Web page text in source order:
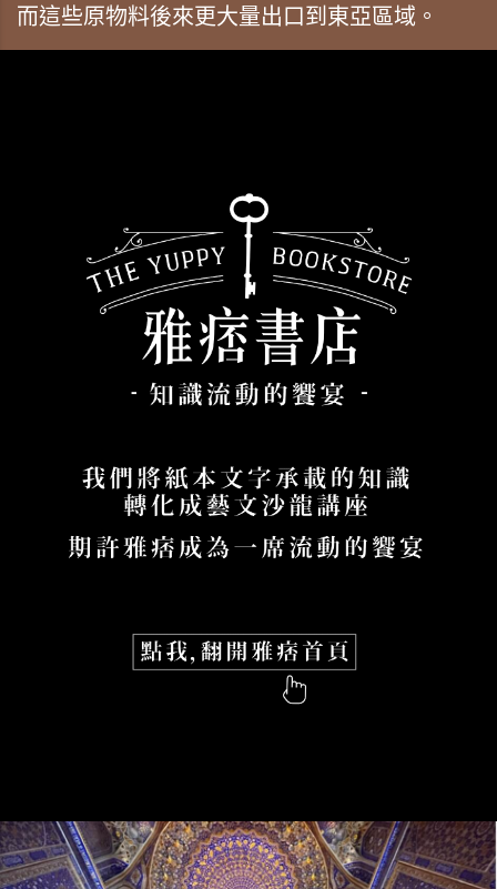
而這些原物料後來更大量出口到東亞區域。